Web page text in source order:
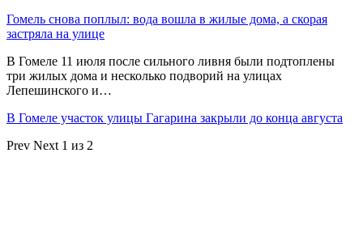
Гомель снова поплыл: вода вошла в жилые дома, а скорая
застряла на улице
В Гомеле 11 июля после сильного ливня были подтоплены
три жилых дома и несколько подворий на улицах
Лепешинского и…
В Гомеле участок улицы Гагарина закрыли до конца августа
Prev Next 1 из 2